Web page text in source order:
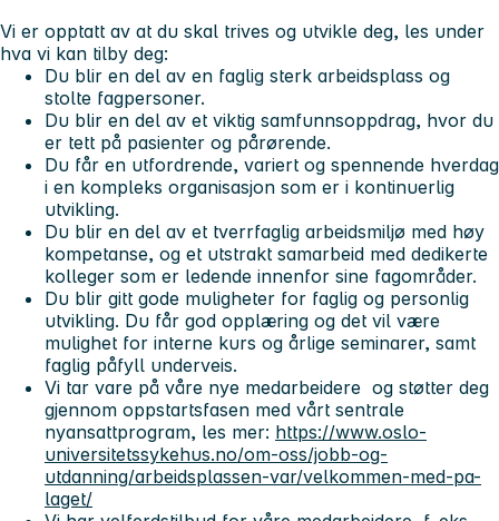
Vi er opptatt av at du skal trives og utvikle deg, les under
hva vi kan tilby deg:
Du blir en del av en faglig sterk arbeidsplass og
stolte fagpersoner.
Du blir en del av et viktig samfunnsoppdrag, hvor du
er tett på pasienter og pårørende.
Du får en utfordrende, variert og spennende hverdag
i en kompleks organisasjon som er i kontinuerlig
utvikling.
Du blir en del av et tverrfaglig arbeidsmiljø med høy
kompetanse, og et utstrakt samarbeid med dedikerte
kolleger som er ledende innenfor sine fagområder.
Du blir gitt gode muligheter for faglig og personlig
utvikling. Du får god opplæring og det vil være
mulighet for interne kurs og årlige seminarer, samt
faglig påfyll underveis.
Vi tar vare på våre nye medarbeidere og støtter deg
gjennom oppstartsfasen med vårt sentrale
nyansattprogram, les mer: https://www.oslo-
universitetssykehus.no/om-oss/jobb-og-
utdanning/arbeidsplassen-var/velkommen-med-pa-
laget/